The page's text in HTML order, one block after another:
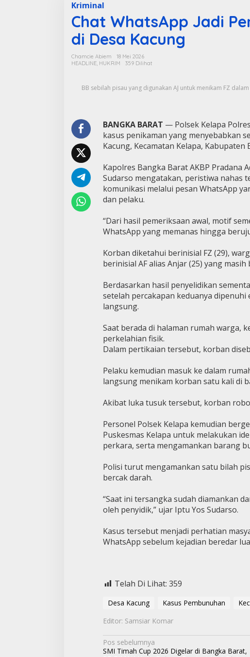
Kriminal
Chat WhatsApp Jadi
di Desa Kacung
Chamcie Abiem
18 Mei 2026
HEADLINE, HUKRIM 359 Dilihat
BB sebilah pisau yang digunakan AJ untuk menikam FZ
BANGKA BARAT — Polsek Kelapa
kasus penikaman yang menyebabkan
Kacung, Kecamatan Kelapa,
Kapolres Bangka Barat AKBP Pradana
Sudarso mengatakan, peristiwa nahas
komunikasi melalui pesan WhatsApp
dan pelaku.
“Dari hasil pemeriksaan awal, motif
WhatsApp yang memanas hingga
Korban diketahui berinisial FZ (29),
berinisial AF alias Anjar (25) yang
Berdasarkan hasil penyelidikan
setelah percakapan keduanya
langsung.
Saat berada di halaman rumah warga,
perkelahian fisik.
Dalam pertikaian tersebut, korban
Pelaku kemudian masuk ke dalam
langsung menikam korban satu kali di
Akibat luka tusuk tersebut, korban
Personel Polsek Kelapa kemudian
Puskesmas Kelapa untuk melakukan
perkara, serta mengamankan barang
Polisi turut mengamankan satu bilah
bercak darah.
“Saat ini tersangka sudah diamankan
oleh penyidik,” ujar Iptu Yos Sudarso.
Kasus tersebut menjadi perhatian
WhatsApp sebelum kejadian beredar
Telah Di Lihat: 359
Desa Kacung Kasus Pembunuhan
Editor: Samsiar Komar
N
Pos sebelumnya
SMI Timah Cup 2026 Digelar di Bangka Barat,